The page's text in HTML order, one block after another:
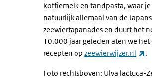
koffiemelk en tandpasta, waar
natuurlijk allemaal van de
zeewiertapanades en duurt het
10.000 jaar geleden aten we het
recepten op zeewierwijzer.nl .
Foto rechtsboven: Ulva lactuca-